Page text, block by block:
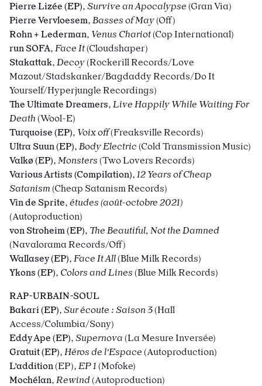
Pierre Lizée (EP), Survive an Apocalypse (Gran Via)
Pierre Vervloesem, Basses of May(Off)
Rohn + Lederman, Venus Chariot(Cop International)
run SOFA, Face It(Cloudshaper)
Stakattak, Decoy(Rockerill Records/Love
Mazout/Stadskanker/Bagdaddy Records/Do It
Yourself/Hyperjungle Recordings)
The Ultimate Dreamers, Live Happily While Waiting For
Death (Wool-E)
Turquoise (EP), Voix off(Freaksville Records)
Ultra Suun (EP), Body Electric(Cold Transmission Music)
Valkø (EP), Monsters (Two Lovers Records)
Various Artists (Compilation), 12 Years of Cheap
Satanism (Cheap Satanism Records)
Vin de Sprite, études (août-octobre 2021)
(Autoproduction)
von Stroheim (EP), The Beautiful, Not the Damned
(Navalorama Records/Off)
Wallasey (EP), Face It All(Blue Milk Records)
Ykons (EP), Colors and Lines (Blue Milk Records)
RAP-URBAIN-SOUL
Bakari (EP), Sur écoute : Saison 3(Hall
Access/Columbia/Sony)
Eddy Ape (EP), Supernova (La Mesure Inversée)
Gratuit (EP), Héros de l’Espace (Autoproduction)
L’addition(EP), EP 1 (Mofoke)
Mochélan, Rewind(Autoproduction)